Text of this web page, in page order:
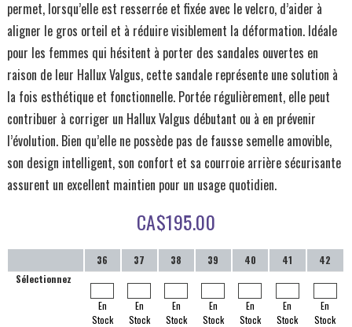
permet, lorsqu’elle est resserrée et fixée avec le velcro, d’aider à
aligner le gros orteil et à réduire visiblement la déformation. Idéale
pour les femmes qui hésitent à porter des sandales ouvertes en
raison de leur Hallux Valgus, cette sandale représente une solution à
la fois esthétique et fonctionnelle. Portée régulièrement, elle peut
contribuer à corriger un Hallux Valgus débutant ou à en prévenir
l’évolution. Bien qu’elle ne possède pas de fausse semelle amovible,
son design intelligent, son confort et sa courroie arrière sécurisante
assurent un excellent maintien pour un usage quotidien.
CA$195.00
36 37 38 39 40 41
42
Sélectionnez
En
Stock
En
Stock
En
Stock
En
Stock
En
Stock
En
Stock
En
Stock